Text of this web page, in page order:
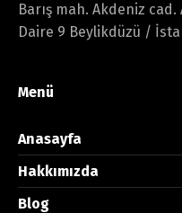
Barış mah. Akdeniz
Daire 9 Beylikdüzü /
Menü
Anasayfa
Hakkımızda
Blog